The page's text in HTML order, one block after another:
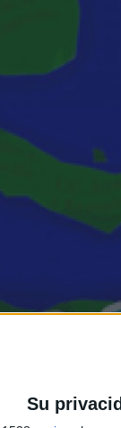
Su
DE INUSUALY PARA
CAMPAÑA QUE CELEBRA